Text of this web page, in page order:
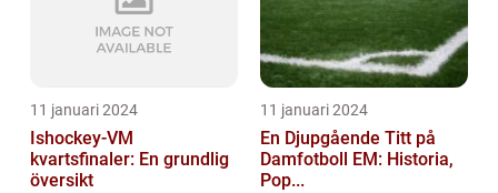
11 januari 2024
Ishockey-VM
kvartsfinaler: En grundlig
översikt
11 januari 2024
En Djupgående Titt på
Damfotboll EM: Historia,
Pop...